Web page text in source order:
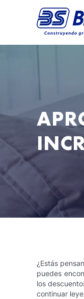
¿Estás
puedes
los
continuar